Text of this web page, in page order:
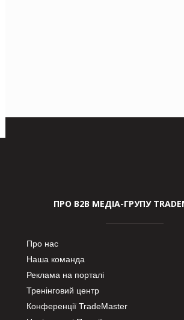
ПРО В2В МЕДІА-ГРУПУ
Про нас
Наша команда
Реклама на порталі
Тренінговий центр
Конференції TradeMaster